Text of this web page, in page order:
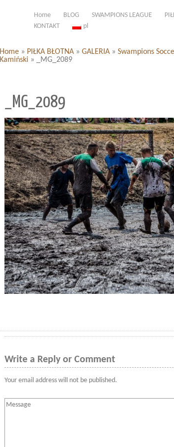
Home BLOG SWAMPIONS LEAGUE
KONTAKT
pl
Home » PIŁKA BŁOTNA » GALERIA » Swampions
Kamiński » _MG_2089
_MG_2089
Write a Reply or Comment
Your email address will not be published.